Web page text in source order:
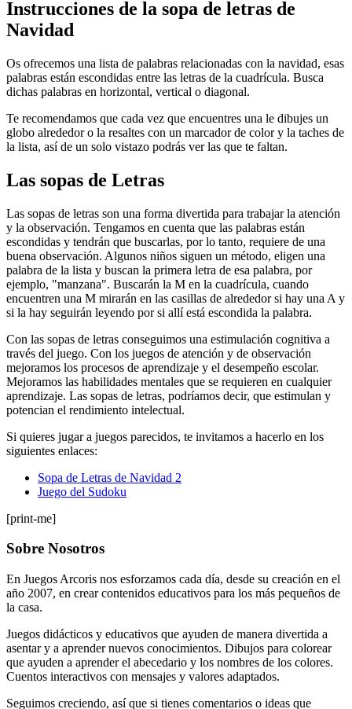
Instrucciones de la sopa de letras de
Navidad
Os ofrecemos una lista de palabras relacionadas con la navidad, esas
palabras están escondidas entre las letras de la cuadrícula. Busca
dichas palabras en horizontal, vertical o diagonal.
Te recomendamos que cada vez que encuentres una le dibujes un
globo alrededor o la resaltes con un marcador de color y la taches de
la lista, así de un solo vistazo podrás ver las que te faltan.
Las sopas de Letras
Las sopas de letras son una forma divertida para trabajar la atención
y la observación. Tengamos en cuenta que las palabras están
escondidas y tendrán que buscarlas, por lo tanto, requiere de una
buena observación. Algunos niños siguen un método, eligen una
palabra de la lista y buscan la primera letra de esa palabra, por
ejemplo, "manzana". Buscarán la M en la cuadrícula, cuando
encuentren una M mirarán en las casillas de alrededor si hay una A y
si la hay seguirán leyendo por si allí está escondida la palabra.
Con las sopas de letras conseguimos una estimulación cognitiva a
través del juego. Con los juegos de atención y de observación
mejoramos los procesos de aprendizaje y el desempeño escolar.
Mejoramos las habilidades mentales que se requieren en cualquier
aprendizaje. Las sopas de letras, podríamos decir, que estimulan y
potencian el rendimiento intelectual.
Si quieres jugar a juegos parecidos, te invitamos a hacerlo en los
siguientes enlaces:
Sopa de Letras de Navidad 2
Juego del Sudoku
[print-me]
Sobre Nosotros
En Juegos Arcoris nos esforzamos cada día, desde su creación en el
año 2007, en crear contenidos educativos para los más pequeños de
la casa.
Juegos didácticos y educativos que ayuden de manera divertida a
asentar y a aprender nuevos conocimientos. Dibujos para colorear
que ayuden a aprender el abecedario y los nombres de los colores.
Cuentos interactivos con mensajes y valores adaptados.
Seguimos creciendo, así que si tienes comentarios o ideas que